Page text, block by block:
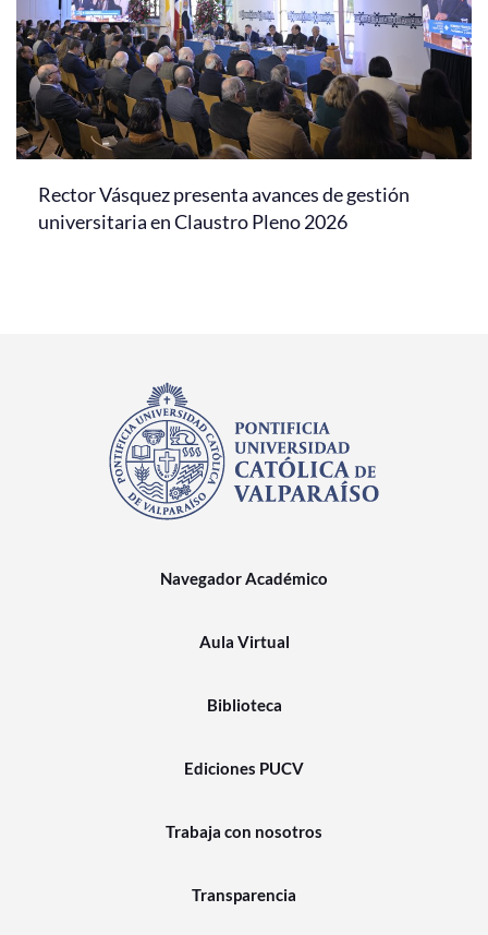
Rector Vásquez presenta avances de gestión
universitaria en Claustro Pleno 2026
Navegador Académico
Aula Virtual
Biblioteca
Ediciones PUCV
Trabaja con nosotros
Transparencia